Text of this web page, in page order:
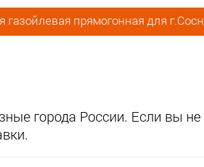
прямогонная для
города России. Если вы